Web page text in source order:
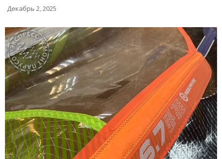
Декабрь 2, 2025